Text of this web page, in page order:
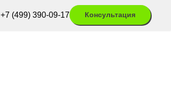
+7 (499) 390-09-17 Консультация